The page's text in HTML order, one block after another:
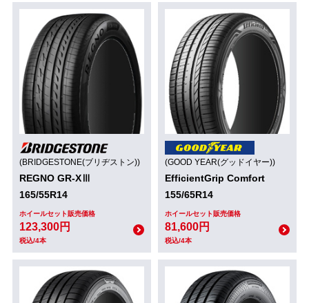
(BRIDGESTONE(ブリヂストン))
REGNO GR-XⅢ
165/55R14
ホイールセット販売価格
123,300円
税込/4本
(GOOD YEAR(グッドイヤー))
EfficientGrip Comfort
155/65R14
ホイールセット販売価格
81,600円
税込/4本